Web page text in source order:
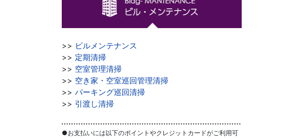
>> ビルメンテナンス
>> 定期清掃
>> 空室管理清掃
>> 空き家・空室巡回管理清掃
>> パーキング巡回清掃
>> 引渡し清掃
●お支払いには以下のポイントやクレジットカードがご利用可